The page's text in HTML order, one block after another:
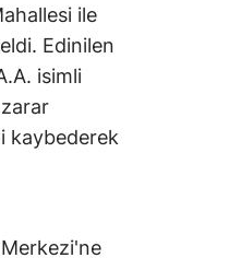
ile
Edinilen
isimli
kaybederek